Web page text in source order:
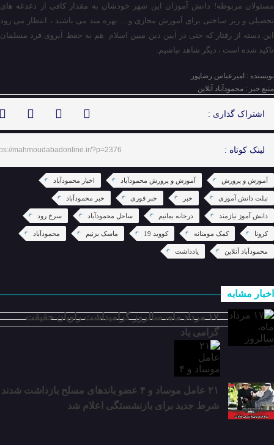
مسئولان مربوطه! دانش آموزان این شهر خودشان به مقدار کافی از دغدغه های
تحصیلی و زیر ساختی برای آموزش مجازی و… بهره مند می باشند ، انتظار می رود
این دسته از رفتار که حتی در آیین دین مبین اسلام هم به حفظ آبروی فرد مسلمان
تاکید شده است ، دیگر شاهد نباشیم.
نویسنده : امیرعباس رضاپور
منبع خبر : محمودآباد آنلاین
اشتراک گذاری :
لینک کوتاه : mahmoudabadonline.ir/?p=2376
آموزش و پرورش آموزش و پرورش محمودآباد اخبار محمودآباد
تبلت دانش آموزی خبر خبر فوری خبر محمودآباد
دانش آموز نیازمند درخانه بمانیم ساحل محمودآباد سرخ رود
کرونا کمک مومنانه کووید 19 ماسک بزنیم محمودآباد
محمودآباد آنلاین یادداشت
اخبار مشابه
۱۷ مرداد ماه، سالروز گرامیداشت راویان حقیقت
گرامی باد
۲۱ عامل موساد و ۴ عضو باند‌های مسلح بازداشت شدند
شرط جدید برای بازنشستگی اعلام شد